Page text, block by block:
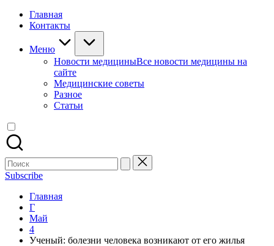
Главная
Контакты
Меню
Новости медициныВсе новости медицины на
сайте
Медицинские советы
Разное
Статьи
Поиск
для:
Subscribe
Главная
Г
Май
4
Ученый: болезни человека возникают от его жилья